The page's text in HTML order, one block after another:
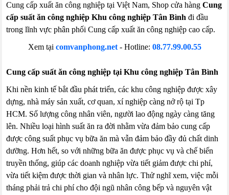
Cung cấp xuất ăn công nghiệp tại Việt Nam, Shop cửa hàngCung
cấp suất ăn công nghiệp Khu công nghiệp Tân Bình đi đầu
trong lĩnh vực phân phối Cung cấp xuất ăn công nghiệp cao cấp.
Xem tại comvanphong.net- Hotline: 08.77.99.00.55
Cung cấp suất ăn công nghiệp tại Khu công nghiệp Tân Bình
Khi nền kinh tế bắt đầu phát triển, các khu công nghiệp được xây
dựng, nhà máy sản xuất, cơ quan, xí nghiệp càng nở rộ tại Tp
HCM. Số lượng công nhân viên, người lao động ngày càng tăng
lên. Nhiều loại hình suất ăn ra đời nhằm vừa đảm bảo cung cấp
được công suất phục vụ bữa ăn mà vẫn đảm bảo đầy đủ chất dinh
dưỡng. Hơn hết, so với những bữa ăn được phục vụ và chế biến
truyền thống, giúp các doanh nghiệp vừa tiết giảm được chi phí,
vừa tiết kiệm được thời gian và nhân lực. Thử nghĩ xem, việc mỗi
tháng phải trả chi phí cho đội ngũ nhân công bếp và nguyên vật